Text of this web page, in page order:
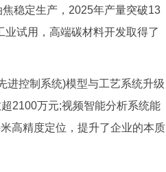
稳定生产，2025年产量突破13
试用，高端碳材料开发取得了
控制系统)模型与工艺系统升级
2100万元;视频智能分析系统能
高精度定位，提升了企业的本质